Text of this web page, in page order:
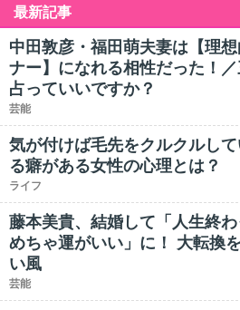
最新記事
中田敦彦・福田萌夫妻は【理
ナー】になれる相性だった！
占っていいですか？
芸能
気が付けば毛先をクルクルし
る癖がある女性の心理とは？
ライフ
藤本美貴、結婚して「人生終
めちゃ運がいい」に！ 大転換
い風
芸能